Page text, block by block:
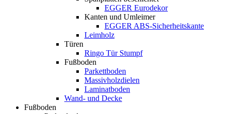
EGGER Eurodekor
Kanten und Umleimer
EGGER ABS-Sicherheitskante
Leimholz
Türen
Ringo Tür Stumpf
Fußboden
Parkettboden
Massivholzdielen
Laminatboden
Wand- und Decke
Fußboden